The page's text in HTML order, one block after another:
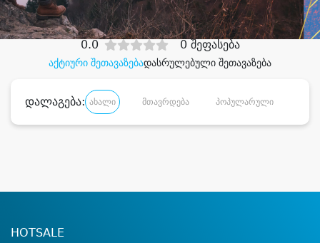
აქტიური შეთავაზებადასრულებული შეთავაზება
0.0 0 შეფასება
დალაგება: ახალი მთავრდება პოპულარული
HOTSALE